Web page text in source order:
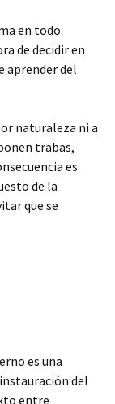
en todo
de decidir en
aprender del
naturaleza ni a
trabas,
es
de la
que se
es una
del
entre